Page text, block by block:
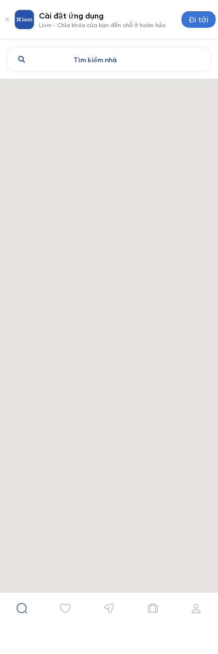
Cài đặt ứng dụng
Livin - Chìa khóa của bạn đến chỗ ở hoàn hảo
Đi tới
Tìm kiếm nhà
Shymkent: khách sạn và chỗ